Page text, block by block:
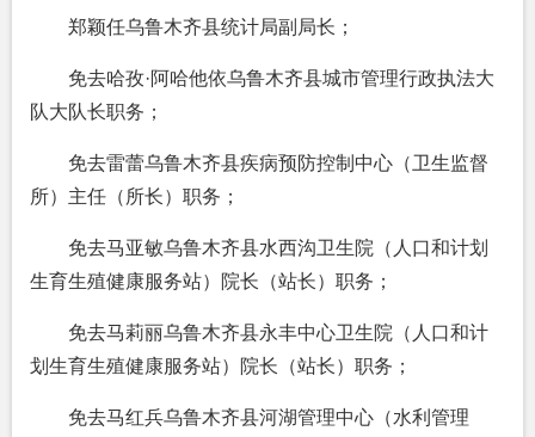
郑颖任乌鲁木齐县统计局副局长；
免去哈孜·阿哈他依乌鲁木齐县城市管理行政执法大
队大队长职务；
免去雷蕾乌鲁木齐县疾病预防控制中心（卫生监督
所）主任（所长）职务；
免去马亚敏乌鲁木齐县水西沟卫生院（人口和计划
生育生殖健康服务站）院长（站长）职务；
免去马莉丽乌鲁木齐县永丰中心卫生院（人口和计
划生育生殖健康服务站）院长（站长）职务；
免去马红兵乌鲁木齐县河湖管理中心（水利管理